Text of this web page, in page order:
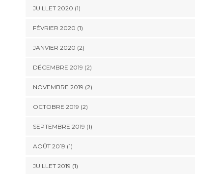
JUILLET 2020 (1)
FÉVRIER 2020 (1)
JANVIER 2020 (2)
DÉCEMBRE 2019 (2)
NOVEMBRE 2019 (2)
OCTOBRE 2019 (2)
SEPTEMBRE 2019 (1)
AOÛT 2019 (1)
JUILLET 2019 (1)